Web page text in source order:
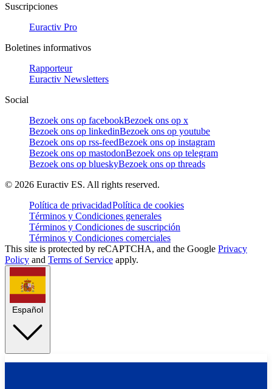
Suscripciones
Euractiv Pro
Boletines informativos
Rapporteur
Euractiv Newsletters
Social
Bezoek ons op facebookBezoek ons op x
Bezoek ons op linkedinBezoek ons op youtube
Bezoek ons op rss-feedBezoek ons op instagram
Bezoek ons op mastodonBezoek ons op telegram
Bezoek ons op blueskyBezoek ons op threads
© 2026 Euractiv ES. All rights reserved.
Política de privacidadPolítica de cookies
Términos y Condiciones generales
Términos y Condiciones de suscripción
Términos y Condiciones comerciales
This site is protected by reCAPTCHA, and the Google Privacy
Policy and Terms of Service apply.
Español